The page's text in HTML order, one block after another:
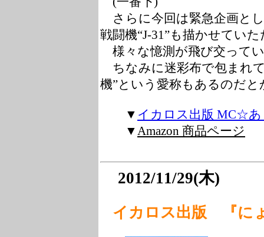
さらに今回は緊急企画と
戦闘機“J-31”も描かせてい
様々な憶測が飛び交って
ちなみに迷彩布で包まれ
機”という愛称もあるのだと
▼ イカロス出版 MC☆
▼ Amazon 商品ページ
2012/11/29(木)
イカロス出版 『に